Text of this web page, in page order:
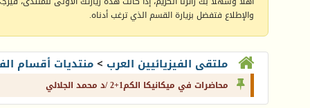
والإطلاع فتفضل بزيارة القسم الذي ترغب أدناه.
ملتقى الفيزيائيين العرب >منتديات أقسام
محاضرات في ميكانيكا الكم1+2 /د محمد الجلالي